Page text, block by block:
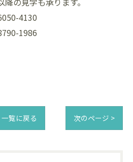
4130
1986
一覧に戻る 次のページ >